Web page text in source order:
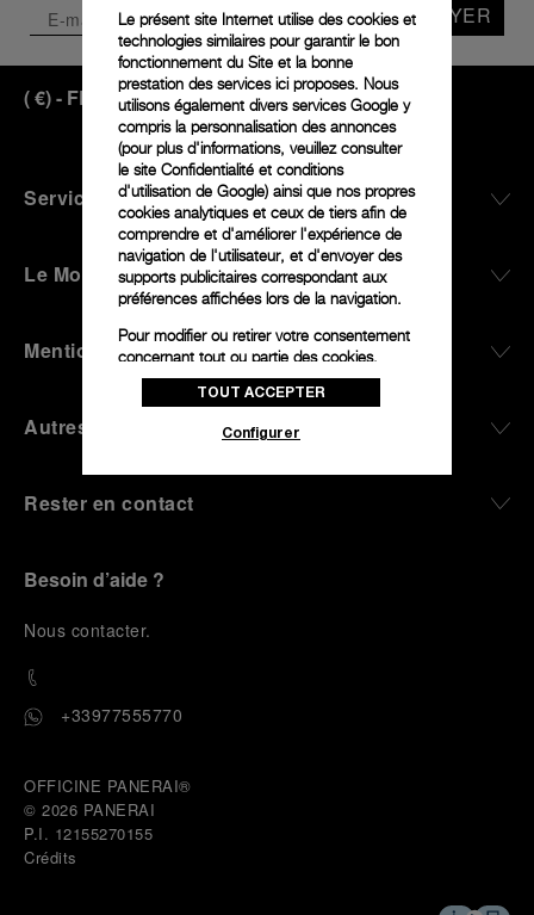
ENVOYER
France EUR €)- FR
Service Client
Le Monde De Panerai
Mentions Légales
Autres
Rester en contact
Besoin d’aide ?
Nous contacter.
+33977555770
OFFICINE PANERAI®
© 2026 PANERAI
P.I. 12155270155
Crédits
Le présent site Internet utilise des cookies et
technologies similaires pour garantir le bon
fonctionnement du Site et la bonne
prestation des services ici proposes. Nous
utilisons également divers services Google y
compris la personnalisation des annonces
(pour plus d'informations, veuillez consulter
le site Confidentialité et conditions
d'utilisation de Google) ainsi que nos propres
cookies analytiques et ceux de tiers afin de
comprendre et d'améliorer l'expérience de
navigation de l'utilisateur, et d'envoyer des
supports publicitaires correspondant aux
préférences affichées lors de la navigation.
Pour modifier ou retirer votre consentement
concernant tout ou partie des cookies,
cliquez sur « Configurer » ou consultez notre
politique des cookiespour obtenir plus
donnez votre consentement pour l’utilisation
des cookies susmentionnés
pour l’utilisation des cookies techniques.
TOUT ACCEPTER
Configurer